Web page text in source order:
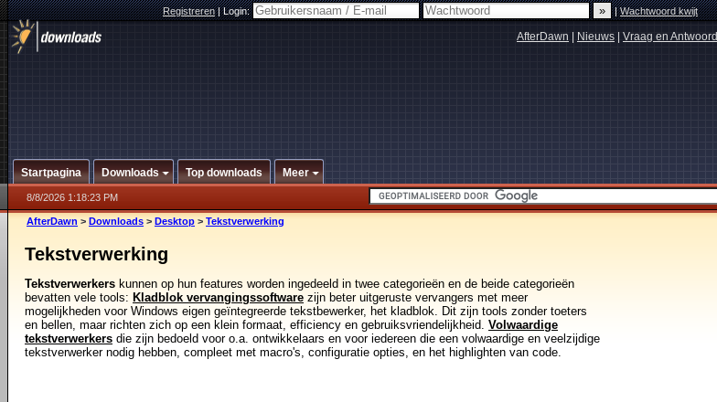
Registreren|Login: |Wachtwoord kwijt
AfterDawn Nieuws Vraag en Antwoord
Startpagina Downloads Top downloads Meer
8/8/2026 1:18:23 PM
AfterDawn > Downloads > Desktop > Tekstverwerking
Tekstverwerking
Tekstverwerkers kunnen op hun features worden ingedeeld in twee categorieën en de beide categorieën
bevatten vele tools: Kladblok vervangingssoftware zijn beter uitgeruste vervangers met meer
mogelijkheden voor Windows eigen geïntegreerde tekstbewerker, het kladblok. Dit zijn tools zonder toeters
en bellen, maar richten zich op een klein formaat, efficiency en gebruiksvriendelijkheid. Volwaardige
tekstverwerkers die zijn bedoeld voor o.a. ontwikkelaars en voor iedereen die een volwaardige en veelzijdige
tekstverwerker nodig hebben, compleet met macro's, configuratie opties, en het highlighten van code.